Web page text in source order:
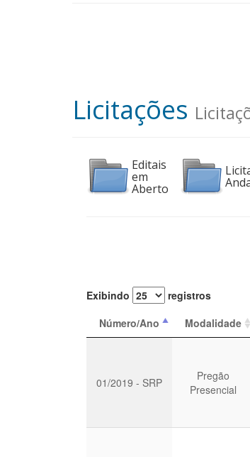
Licitações
Editais
em
Aberto
Exibindo registros
Número/Ano
Modalidade
01/2019 - SRP
Pregão
Presencial